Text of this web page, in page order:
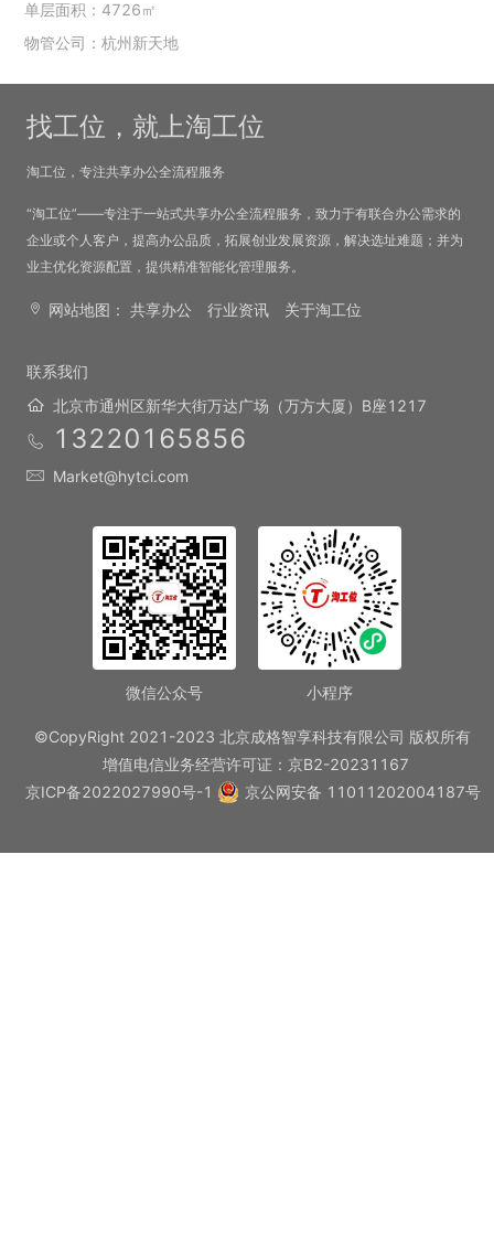
单层面积：4726㎡
物管公司：杭州新天地
找工位，就上淘工位
淘工位，专注共享办公全流程服务
“淘工位”——专注于一站式共享办公全流程服务，致力于有联合办公需求的
企业或个人客户，提高办公品质，拓展创业发展资源，解决选址难题；并为
业主优化资源配置，提供精准智能化管理服务。
网站地图： 共享办公 行业资讯 关于淘工位
联系我们
北京市通州区新华大街万达广场（万方大厦）B座1217
13220165856
Market@hytci.com
微信公众号 小程序
©CopyRight 2021-2023 北京成格智享科技有限公司 版权所有
增值电信业务经营许可证：京B2-20231167
京ICP备2022027990号-1
京公网安备 11011202004187号